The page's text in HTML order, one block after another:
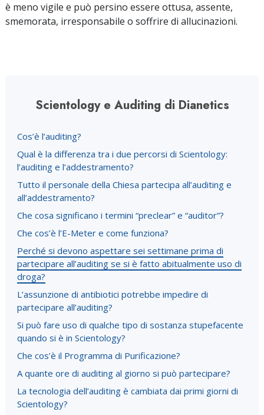
è meno vigile e può persino essere ottusa, assente,
smemorata, irresponsabile o soffrire di allucinazioni.
Scientology e Auditing di Dianetics
Cos’è l’auditing?
Qual è la differenza tra i due percorsi di Scientology:
l’auditing e l’addestramento?
Tutto il personale della Chiesa partecipa all’auditing e
all’addestramento?
Che cosa significano i termini “preclear” e “auditor”?
Che cos’è l’E-Meter e come funziona?
Perché si devono aspettare sei settimane prima di
partecipare all’auditing se si è fatto abitualmente uso di
droga?
L’assunzione di antibiotici potrebbe impedire di
partecipare all’auditing?
Si può fare uso di qualche tipo di sostanza stupefacente
quando si è in Scientology?
Che cos’è il Programma di Purificazione?
A quante ore di auditing al giorno si può partecipare?
La tecnologia dell’auditing è cambiata dai primi giorni di
Scientology?